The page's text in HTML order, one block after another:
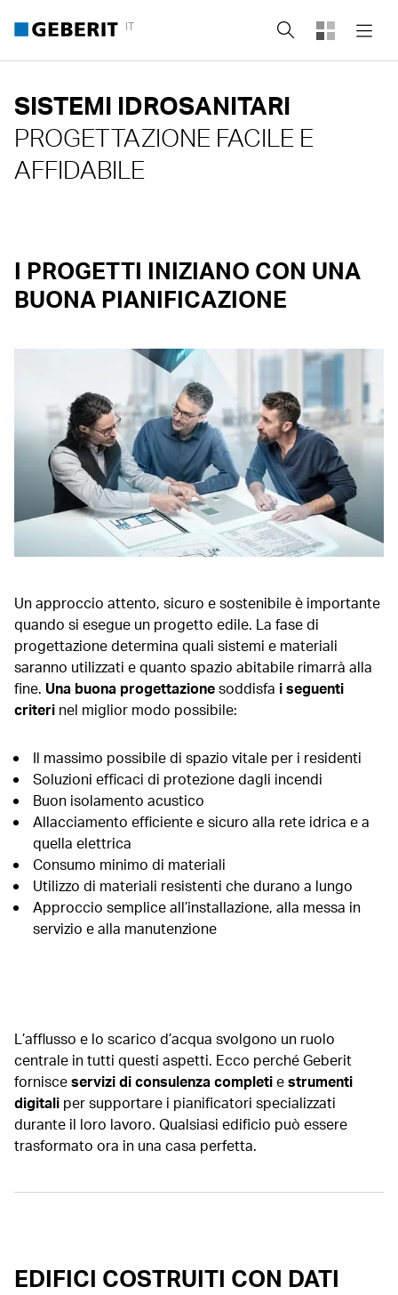
IT Cerca
SISTEMI IDROSANITARI
PROGETTAZIONE FACILE E
AFFIDABILE
I PROGETTI INIZIANO CON UNA
BUONA PIANIFICAZIONE
Un approccio attento, sicuro e sostenibile è importante
quando si esegue un progetto edile. La fase di
progettazione determina quali sistemi e materiali
saranno utilizzati e quanto spazio abitabile rimarrà alla
fine. Una buona progettazionesoddisfa i seguenti
criteri nel miglior modo possibile:
Il massimo possibile di spazio vitale per i residenti
Soluzioni efficaci di protezione dagli incendi
Buon isolamento acustico
Allacciamento efficiente e sicuro alla rete idrica e a
quella elettrica
Consumo minimo di materiali
Utilizzo di materiali resistenti che durano a lungo
Approccio semplice all’installazione, alla messa in
servizio e alla manutenzione
L’afflusso e lo scarico d’acqua svolgono un ruolo
centrale in tutti questi aspetti. Ecco perché Geberit
fornisceservizi di consulenza completiestrumenti
digitali per supportare i pianificatori specializzati
durante il loro lavoro. Qualsiasi edificio può essere
trasformato ora in una casa perfetta.
EDIFICI COSTRUITI CON DATI